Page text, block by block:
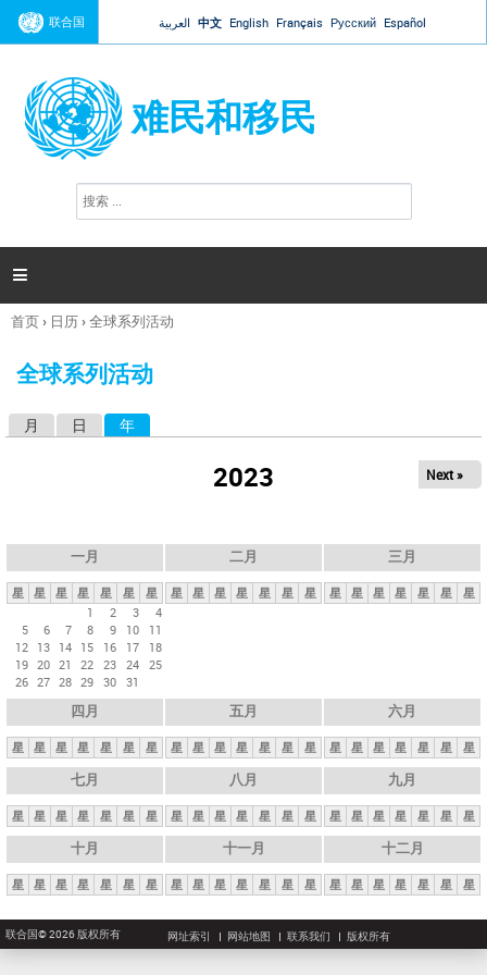
Jump to navigation
联合国 العربية 中文 English Français Русский Español
难民和移民
搜
索

你
这
首页› 日历›全球系列活动
全球系列活动
月 日 年
2023 Next »
一月
星 星 星 星 星 星
星
1
2 3
4
5
6 7 8 9 10
11
12 13 14 15 16 17
18
19 20 21 22 23 24 25
26 27 28 29 30 31
二月
星 星 星 星 星 星 星
三月
星 星 星 星 星 星 星
四月
星 星 星 星 星 星 星
五月
星 星 星 星 星 星 星
六月
星 星 星 星 星 星 星
七月
星 星 星 星 星 星 星
八月
星 星 星 星 星 星 星
九月
星 星 星 星 星 星 星
十月
星 星 星 星 星 星 星
十一月
星 星 星 星 星 星 星
十二月
星 星 星 星 星 星 星
联合国© 2026 版权所有 网址索引 网站地图 联系我们 版权所有